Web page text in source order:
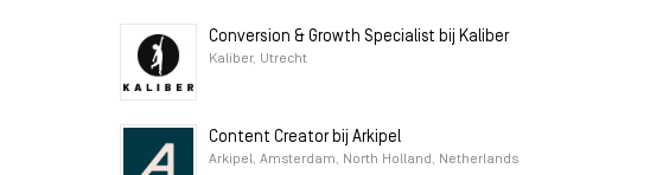
Conversion & Growth Specialist bij Kaliber
Kaliber, Utrecht
Content Creator bij Arkipel
Arkipel, Amsterdam, North Holland, Netherlands